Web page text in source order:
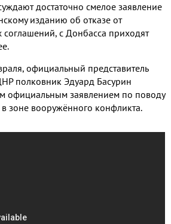
достаточно смелое заявление
изданию об отказе от
с Донбасса приходят
официальный представитель
полковник Эдуард Басурин
официальным заявлением по поводу
зоне вооружённого конфликта.